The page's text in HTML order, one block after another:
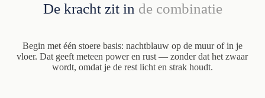
De kracht zit in de combinatie
Begin met één stoere basis: nachtblauw op de muur of in je
vloer. Dat geeft meteen power en rust — zonder dat het zwaar
wordt, omdat je de rest licht en strak houdt.